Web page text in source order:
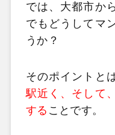
では、大都市か
でもどうしてマ
うか？
そのポイントとは
駅近く、そして
する ことです。